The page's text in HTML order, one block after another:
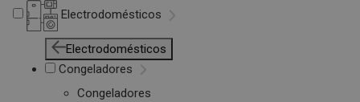
Electrodomésticos
Electrodomésticos
Congeladores
Congeladores